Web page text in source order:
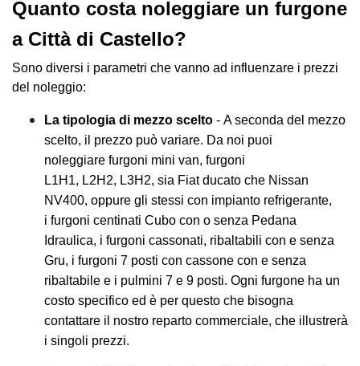
Quanto costa noleggiare un furgone
a Città di Castello?
Sono diversi i parametri che vanno ad influenzare i prezzi
del noleggio:
La tipologia di mezzo scelto - A seconda del mezzo
scelto, il prezzo può variare. Da noi puoi
noleggiare furgoni mini van, furgoni
L1H1, L2H2, L3H2, sia Fiat ducato che Nissan
NV400, oppure gli stessi con impianto refrigerante,
i furgoni centinati Cubo con o senza Pedana
Idraulica, i furgoni cassonati, ribaltabili con e senza
Gru, i furgoni 7 posti con cassone con e senza
ribaltabile e i pulmini 7 e 9 posti. Ogni furgone ha un
costo specifico ed è per questo che bisogna
contattare il nostro reparto commerciale, che illustrerà
i singoli prezzi.